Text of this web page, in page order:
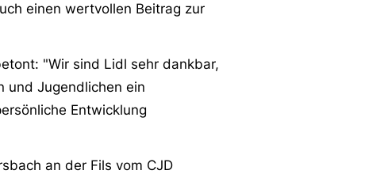
einen wertvollen Beitrag zur
"Wir sind Lidl sehr dankbar,
und Jugendlichen ein
Entwicklung
an der Fils vom CJD